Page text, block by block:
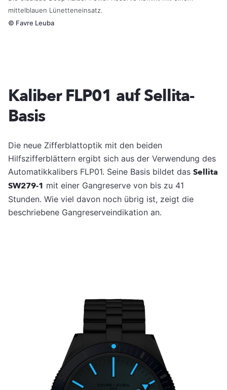
mittelblauen Lünetteneinsatz.
© Favre Leuba
Kaliber FLP01 auf Sellita-
Basis
Die neue Zifferblattoptik mit den beiden
Hilfszifferblättern ergibt sich aus der Verwendung des
Automatikkalibers FLP01. Seine Basis bildet das Sellita
SW279-1 mit einer Gangreserve von bis zu 41
Stunden. Wie viel davon noch übrig ist, zeigt die
beschriebene Gangreserveindikation an.